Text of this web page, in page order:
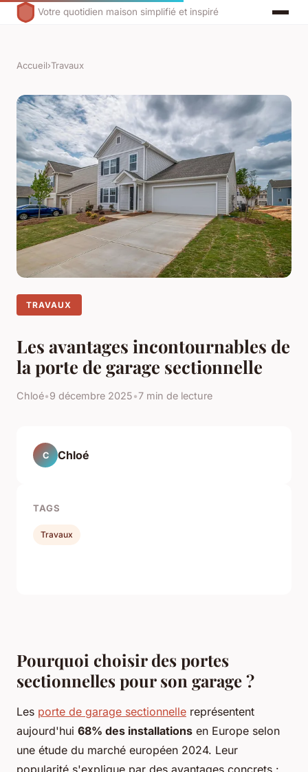
Votre quotidien maison simplifié et inspiré
Accueil›Travaux
TRAVAUX
Les avantages incontournables de
la porte de garage sectionnelle
Chloé•9 décembre 2025•7 min de lecture
Pourquoi choisir des portes
sectionnelles pour son garage ?
Les porte de garage sectionnelle représentent
aujourd'hui 68% des installations en Europe selon
une étude du marché européen 2024. Leur
popularité s'explique par des avantages concrets :
C Chloé
TAGS
Travaux